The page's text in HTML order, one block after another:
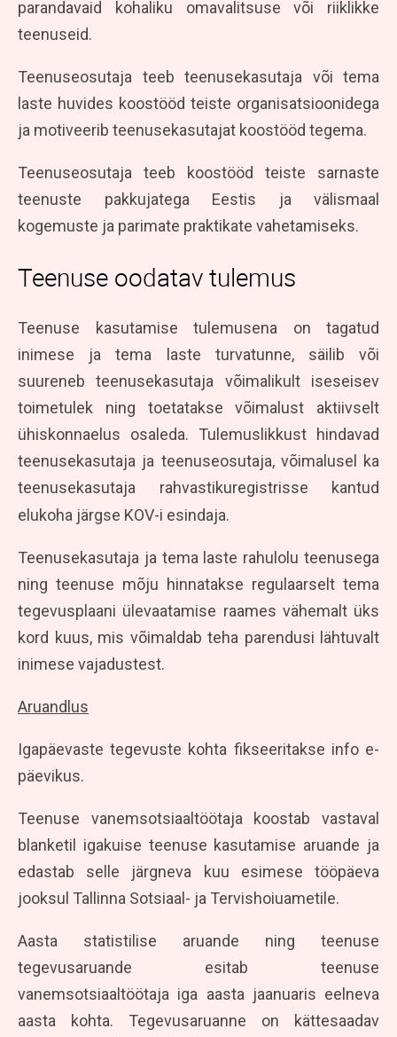
parandavaid kohaliku omavalitsuse või riiklikke
teenuseid.
Teenuseosutaja teeb teenusekasutaja või tema
laste huvides koostööd teiste organisatsioonidega
ja motiveerib teenusekasutajat koostööd tegema.
Teenuseosutaja teeb koostööd teiste sarnaste
teenuste pakkujatega Eestis ja välismaal
kogemuste ja parimate praktikate vahetamiseks.
Teenuse oodatav tulemus
Teenuse kasutamise tulemusena on tagatud
inimese ja tema laste turvatunne, säilib või
suureneb teenusekasutaja võimalikult iseseisev
toimetulek ning toetatakse võimalust aktiivselt
ühiskonnaelus osaleda. Tulemuslikkust hindavad
teenusekasutaja ja teenuseosutaja, võimalusel ka
teenusekasutaja rahvastikuregistrisse kantud
elukoha järgse KOV-i esindaja.
Teenusekasutaja ja tema laste rahulolu teenusega
ning teenuse mõju hinnatakse regulaarselt tema
tegevusplaani ülevaatamise raames vähemalt üks
kord kuus, mis võimaldab teha parendusi lähtuvalt
inimese vajadustest.
Aruandlus
Igapäevaste tegevuste kohta fikseeritakse info e-
päevikus.
Teenuse vanemsotsiaaltöötaja koostab vastaval
blanketil igakuise teenuse kasutamise aruande ja
edastab selle järgneva kuu esimese tööpäeva
jooksul Tallinna Sotsiaal- ja Tervishoiuametile.
Aasta statistilise aruande ning teenuse
tegevusaruande esitab teenuse
vanemsotsiaaltöötaja iga aasta jaanuaris eelneva
aasta kohta. Tegevusaruanne on kättesaadav